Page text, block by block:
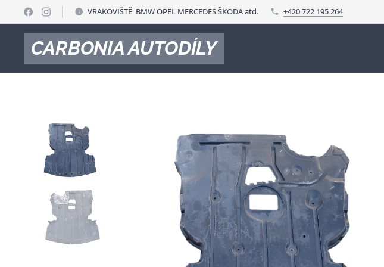
VRAKOVIŠTĚ BMW OPEL MERCEDES ŠKODA atd. +420 722 195 264
CARBONIA AUTODÍLY